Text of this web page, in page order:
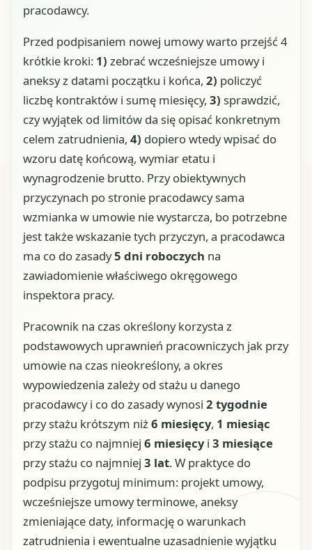
pracodawcy.
Przed podpisaniem nowej umowy warto przejść 4
krótkie kroki: 1) zebrać wcześniejsze umowy i
aneksy z datami początku i końca, 2) policzyć
liczbę kontraktów i sumę miesięcy, 3) sprawdzić,
czy wyjątek od limitów da się opisać konkretnym
celem zatrudnienia, 4) dopiero wtedy wpisać do
wzoru datę końcową, wymiar etatu i
wynagrodzenie brutto. Przy obiektywnych
przyczynach po stronie pracodawcy sama
wzmianka w umowie nie wystarcza, bo potrzebne
jest także wskazanie tych przyczyn, a pracodawca
ma co do zasady5 dni roboczych na
zawiadomienie właściwego okręgowego
inspektora pracy.
Pracownik na czas określony korzysta z
podstawowych uprawnień pracowniczych jak przy
umowie na czas nieokreślony, a okres
wypowiedzenia zależy od stażu u danego
pracodawcy i co do zasady wynosi 2 tygodnie
przy stażu krótszym niż6 miesięcy, 1 miesiąc
przy stażu co najmniej 6 miesięcyi 3 miesiące
przy stażu co najmniej 3 lat. W praktyce do
podpisu przygotuj minimum: projekt umowy,
wcześniejsze umowy terminowe, aneksy
zmieniające daty, informację o warunkach
zatrudnienia i ewentualne uzasadnienie wyjątku